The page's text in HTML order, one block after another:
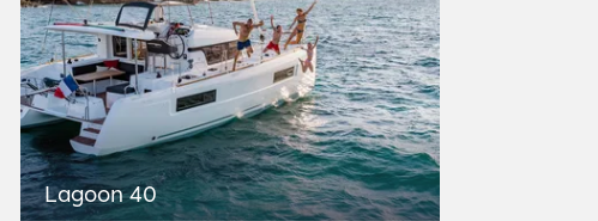
Lagoon 40